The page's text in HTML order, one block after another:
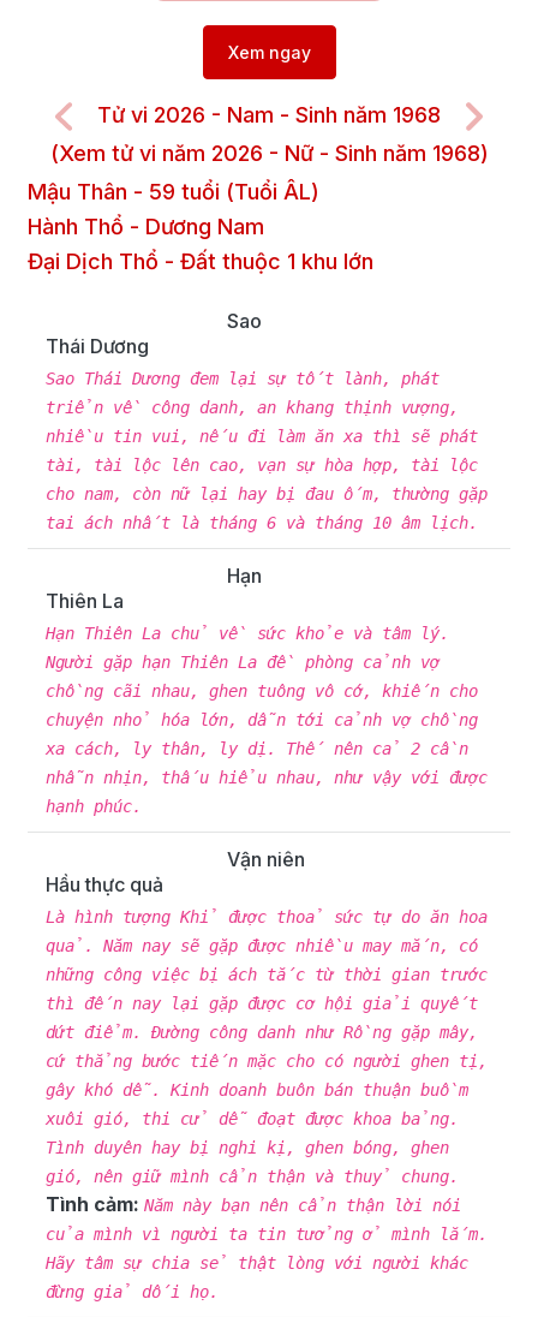
Xem ngay
Tử vi 2026 - Nam - Sinh năm 1968
(Xem tử vi năm 2026 - Nữ - Sinh năm 1968)
Mậu Thân - 59 tuổi (Tuổi ÂL)
Hành Thổ - Dương Nam
Đại Dịch Thổ - Đất thuộc 1 khu lớn
Sao
Thái Dương
Sao Thái Dương đem lại sự tốt lành, phát
triển về công danh, an khang thịnh vượng,
nhiều tin vui, nếu đi làm ăn xa thì sẽ phát
tài, tài lộc lên cao, vạn sự hòa hợp, tài lộc
cho nam, còn nữ lại hay bị đau ốm, thường gặp
tai ách nhất là tháng 6 và tháng 10 âm lịch.
Hạn
Thiên La
Hạn Thiên La chủ về sức khỏe và tâm lý.
Người gặp hạn Thiên La đề phòng cảnh vợ
chồng cãi nhau, ghen tuông vô cớ, khiến cho
chuyện nhỏ hóa lớn, dẫn tới cảnh vợ chồng
xa cách, ly thân, ly dị. Thế nên cả 2 cần
nhẫn nhịn, thấu hiểu nhau, như vậy với được
hạnh phúc.
Vận niên
Hầu thực quả
Là hình tượng Khỉ được thoả sức tự do ăn hoa
quả. Năm nay sẽ gặp được nhiều may mắn, có
những công việc bị ách tắc từ thời gian trước
thì đến nay lại gặp được cơ hội giải quyết
dứt điểm. Đường công danh như Rồng gặp mây,
cứ thẳng bước tiến mặc cho có người ghen tị,
gây khó dễ. Kinh doanh buôn bán thuận buồm
xuôi gió, thi cử dễ đoạt được khoa bảng.
Tình duyên hay bị nghi kị, ghen bóng, ghen
gió, nên giữ mình cẩn thận và thuỷ chung.
Tình cảm: Năm này bạn nên cẩn thận lời nói
của mình vì người ta tin tưởng ở mình lắm.
Hãy tâm sự chia sẻ thật lòng với người khác
đừng giả dối họ.